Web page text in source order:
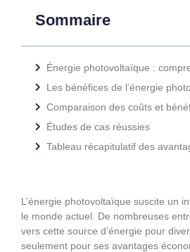
Sommaire
Énergie photovoltaïque :
Comparaison des coûts et
Études de cas réussies
Tableau récapitulatif des
L’énergie photovoltaïque suscite un
le monde actuel. De nombreuses
vers cette source d’énergie pour
seulement pour ses avantages